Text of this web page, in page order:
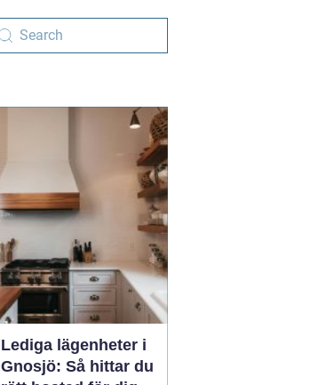
Lediga lägenheter i
Gnosjö: Så hittar du